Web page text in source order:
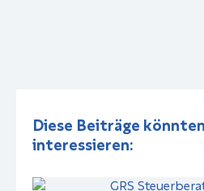
Diese Beiträge
interessieren: